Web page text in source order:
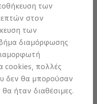
των
στον
των
διαμόρφωσης
cookies, πολλές
δεν θα μπορούσαν
ήταν διαθέσιμες.
την ηλεκτροκίνηση
να φτάσω;
στα ID.
ενέργειας κατά την
στα ID.
αυτοκίνητα